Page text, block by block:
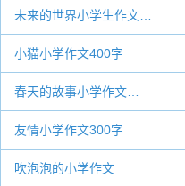
未来的世界小学生作文…
小猫小学作文400字
春天的故事小学作文…
友情小学作文300字
吹泡泡的小学作文